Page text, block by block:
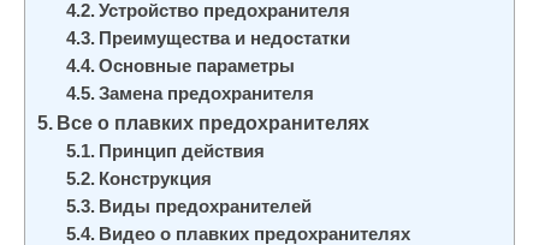
Устройство предохранителя
Преимущества и недостатки
Основные параметры
Замена предохранителя
Все о плавких предохранителях
Принцип действия
Конструкция
Виды предохранителей
Видео о плавких предохранителях